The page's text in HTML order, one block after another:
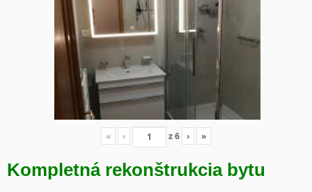
« ‹ z6 › »
Kompletná rekonštrukcia bytu